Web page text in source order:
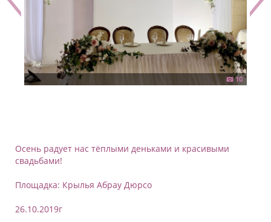
10
Осень радует нас тёплыми деньками и красивыми
свадьбами!
Площадка: Крылья Абрау Дюрсо
26.10.2019г